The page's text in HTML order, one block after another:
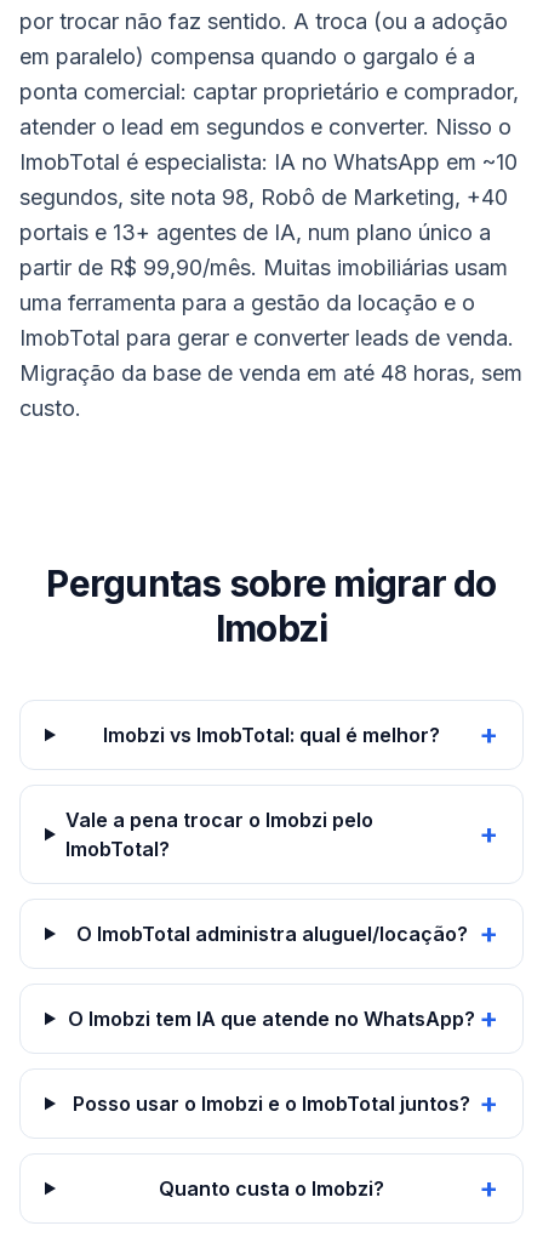
por trocar não faz sentido. A troca (ou a adoção
em paralelo) compensa quando o gargalo é a
ponta comercial: captar proprietário e comprador,
atender o lead em segundos e converter. Nisso o
ImobTotal é especialista: IA no WhatsApp em ~10
segundos, site nota 98, Robô de Marketing, +40
portais e 13+ agentes de IA, num plano único a
partir de R$ 99,90/mês. Muitas imobiliárias usam
uma ferramenta para a gestão da locação e o
ImobTotal para gerar e converter leads de venda.
Migração da base de venda em até 48 horas, sem
custo.
Perguntas sobre migrar do
Imobzi
Imobzi vs ImobTotal: qual é melhor? +
Vale a pena trocar o Imobzi pelo
ImobTotal?
+
O ImobTotal administra aluguel/locação? +
O Imobzi tem IA que atende no WhatsApp? +
Posso usar o Imobzi e o ImobTotal juntos? +
Quanto custa o Imobzi? +